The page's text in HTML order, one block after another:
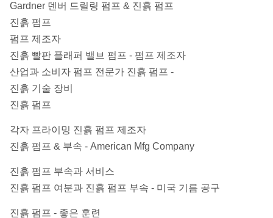
Gardner 덴버 드릴링 펌프 & 진흙 펌프
진흙 펌프
펌프 제조자
진흙 빨판 플래퍼 밸브 펌프 - 펌프 제조자
산업과 소비자 펌프 전문가 진흙 펌프 -
진흙 기술 장비
진흙 펌프
각자 프라이밍 진흙 펌프 제조자
진흙 펌프 & 부속 - American Mfg Company
진흙 펌프 부속과 서비스
진흙 펌프 여분과 진흙 펌프 부속 - 미국 기름 공구
진흙 펌프 - 좋은 훈련